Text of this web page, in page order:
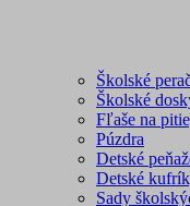
Školské
Školské
Fľaše na
Púzdra
Detské
Detské
Sady